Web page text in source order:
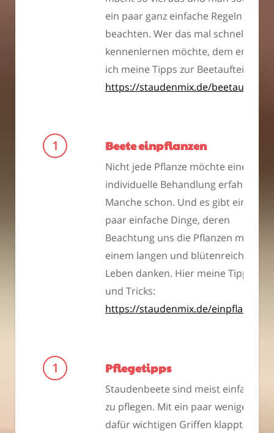
ein paar ganz einfache Regeln
beachten. Wer das mal schnell
kennenlernen möchte, dem
ich meine Tipps zur Beetaufteilung:
https://staudenmix.de/
Beete einpflanzen
Nicht jede Pflanze möchte eine
individuelle Behandlung erfahren.
Manche schon. Und es gibt ein
paar einfache Dinge, deren
Beachtung uns die Pflanzen mit
einem langen und blütenreichen
Leben danken. Hier meine Tipps
und Tricks:
https://staudenmix.de/einpflanzen
Pflegetipps
Staudenbeete sind meist einfach
zu pflegen. Mit ein paar wenigen,
dafür wichtigen Griffen klappt